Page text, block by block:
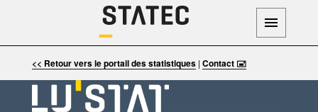
<< Retour vers le portail des statistiques| Contact 🖃